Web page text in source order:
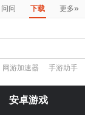
问问 下载 更多»
网游加速器 手游助手
安卓游戏